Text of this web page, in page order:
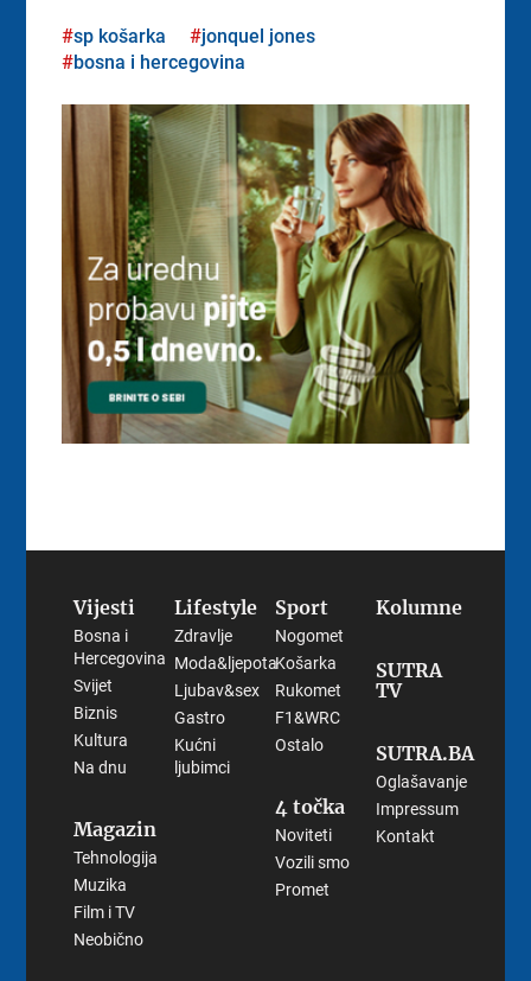
sp košarka
jonquel jones
bosna i hercegovina
Vijesti
Bosna i
Hercegovina
Svijet
Biznis
Kultura
Na dnu
Magazin
Tehnologija
Muzika
Film i TV
Neobično
Lifestyle
Zdravlje
Moda&ljepota
Ljubav&sex
Gastro
Kućni
ljubimci
Sport
Nogomet
Košarka
Rukomet
F1&WRC
Ostalo
4 točka
Noviteti
Vozili smo
Promet
Kolumne
SUTRA
TV
SUTRA.BA
Oglašavanje
Impressum
Kontakt